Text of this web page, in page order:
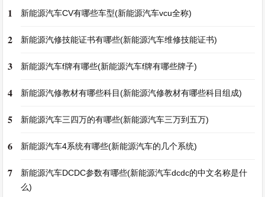
1 新能源汽车CV有哪些车型(新能源汽车vcu全称)
2 新能源汽修技能证书有哪些(新能源汽车维修技能证书)
3 新能源汽车f牌有哪些(新能源汽车f牌有哪些牌子)
4 新能源汽修教材有哪些科目(新能源汽修教材有哪些科目组成)
5 新能源汽车三四万的有哪些(新能源汽车三万到五万)
6 新能源汽车4系统有哪些(新能源汽车的几个系统)
7
新能源汽车DCDC参数有哪些(新能源汽车dcdc的中文名称是什
么)